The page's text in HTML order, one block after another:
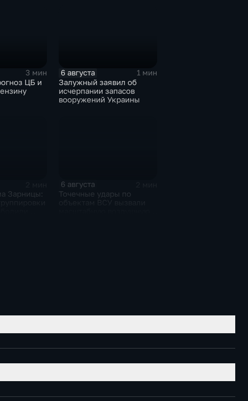
3 мин
ЦБ и
6 августа
1 мин
Залужный заявил об
исчерпании запасов
вооружений Украины
Зарницы:
6 августа
Точечные удары по